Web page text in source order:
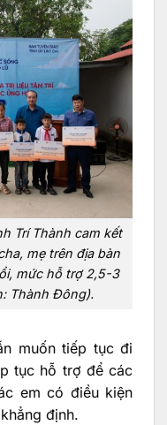
Trí Thành cam kết
mẹ trên địa bàn
mức hỗ trợ 2,5-3
Thành Đông).
muốn tiếp tục đi
tục hỗ trợ để các
em có điều kiện
định.